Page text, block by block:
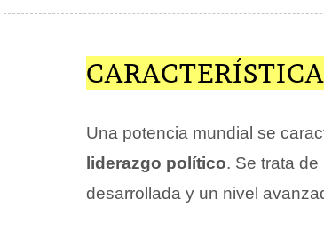
Una potencia mundial se
liderazgo político. Se trata
desarrollada y un nivel